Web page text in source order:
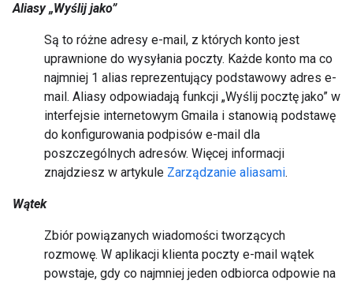
Aliasy „Wyślij jako”
Są to różne adresy e-mail, z których konto jest
uprawnione do wysyłania poczty. Każde konto ma co
najmniej 1 alias reprezentujący podstawowy adres e-
mail. Aliasy odpowiadają funkcji „Wyślij pocztę jako” w
interfejsie internetowym Gmaila i stanowią podstawę
do konfigurowania podpisów e-mail dla
poszczególnych adresów. Więcej informacji
znajdziesz w artykule Zarządzanie aliasami.
Wątek
Zbiór powiązanych wiadomości tworzących
rozmowę. W aplikacji klienta poczty e-mail wątek
powstaje, gdy co najmniej jeden odbiorca odpowie na